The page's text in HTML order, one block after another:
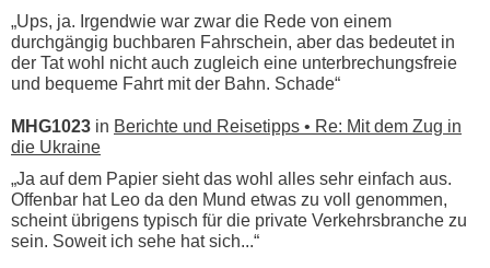
„Ups, ja. Irgendwie war zwar die Rede von einem
durchgängig buchbaren Fahrschein, aber das bedeutet in
der Tat wohl nicht auch zugleich eine unterbrechungsfreie
und bequeme Fahrt mit der Bahn. Schade“
MHG1023 in Berichte und Reisetipps • Re: Mit dem Zug in
die Ukraine
„Ja auf dem Papier sieht das wohl alles sehr einfach aus.
Offenbar hat Leo da den Mund etwas zu voll genommen,
scheint übrigens typisch für die private Verkehrsbranche zu
sein. Soweit ich sehe hat sich...“